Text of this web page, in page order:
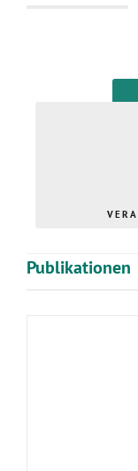
Publikationen